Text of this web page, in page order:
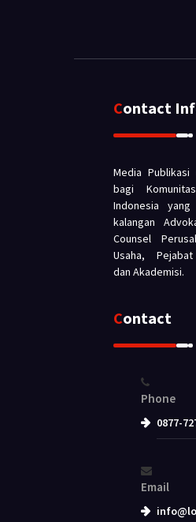
Contact
Media
bagi
Indonesia
kalangan
Counsel
Usaha,
dan Akademisi.
Contact
Phone
0877-
Email